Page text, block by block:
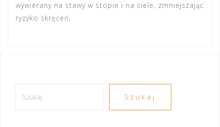
wywierany na stawy w stopie i na ciele, zmniejszając
ryzyko skręceń.
Szukaj